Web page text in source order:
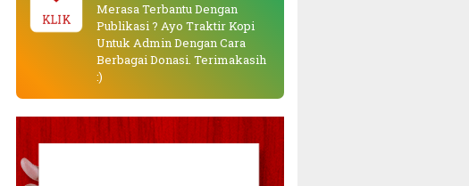
KLIK
Merasa Terbantu Dengan
Publikasi ? Ayo Traktir Kopi
Untuk Admin Dengan Cara
Berbagai Donasi. Terimakasih
:)